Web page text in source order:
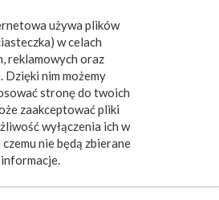
używa plików
w celach
reklamowych oraz
Dzięki nim możemy
stronę do twoich
zaakceptować pliki
wyłączenia ich w
nie będą zbierane